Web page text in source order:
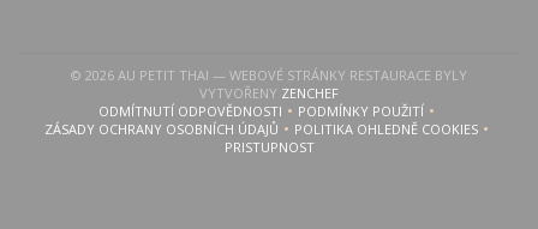
© 2026 AU PETIT THAI — WEBOVÉ STRÁNKY RESTAURACE BYLY
VYTVOŘENY ZENCHEF((OTEVŘE SE V NOVÉM OKNĚ))
ODMÍTNUTÍ ODPOVĚDNOSTI((OTEVŘE SE V NOVÉM OKNĚ))
PODMÍNKY POUŽITÍ((OTEVŘE SE V NOVÉM
ZÁSADY OCHRANY OSOBNÍCH ÚDAJŮ
((OTEVŘE SE V NOVÉM OKNĚ))POLITIKA OHLEDNĚ COOKIES
((OTEVŘE SE V NOVÉM
PRISTUPNOST
((OTEVŘE SE V NOVÉM OKNĚ))